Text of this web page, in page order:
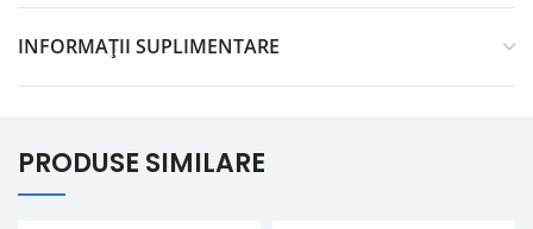
INFORMAȚII SUPLIMENTARE
PRODUSE SIMILARE